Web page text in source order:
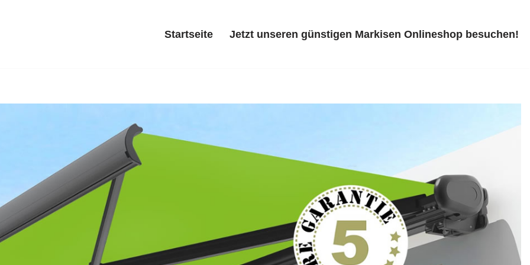
Startseite Jetzt unseren günstigen Markisen Onlineshop besuchen!